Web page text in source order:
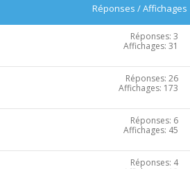
Réponses /Affichages
Réponses: 3
Affichages: 31
Réponses: 26
Affichages: 173
Réponses: 6
Affichages: 45
Réponses: 4